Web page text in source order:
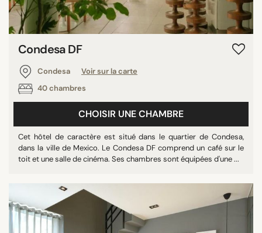
Condesa DF
Condesa
Voir sur la carte
40 chambres
CHOISIR UNE CHAMBRE
Cet hôtel de caractère est situé dans le quartier de Condesa,
dans la ville de Mexico. Le Condesa DF comprend un café sur le
toit et une salle de cinéma. Ses chambres sont équipées d'une ...